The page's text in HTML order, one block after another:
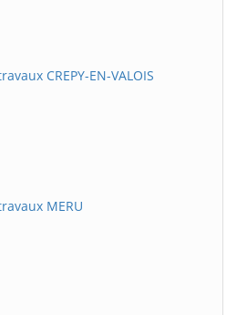
CREPY-EN-VALOIS
MERU